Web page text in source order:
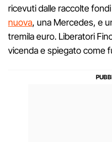
ricevuti dalle raccolte
nuova, una Mercedes, e
tremila euro. Liberatori
vicenda e spiegato come